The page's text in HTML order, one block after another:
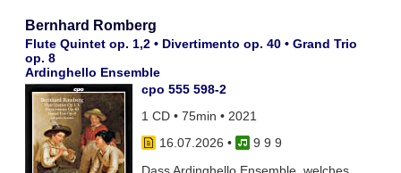
Bernhard Romberg
Flute Quintet op. 1,2 • Divertimento op. 40 • Grand Trio
op. 8
Ardinghello Ensemble
cpo 555 598-2
1 CD • 75min • 2021
16.07.2026 •
9 9 9
Dass Ardinghello Ensemble, welches